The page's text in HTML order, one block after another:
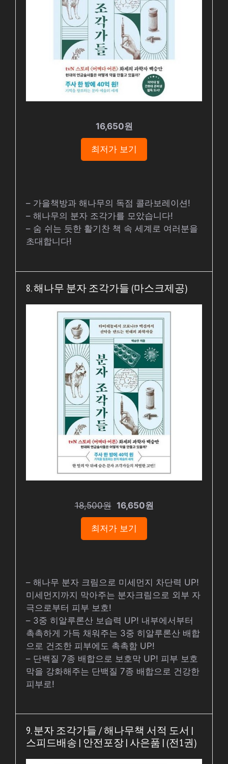
16,650원
최저가 보기
– 가을책방과 해나무의 독점 콜라보레이션!
– 해나무의 분자 조각가를 모았습니다!
– 숨 쉬는 듯한 활기찬 책 속 세계로 여러분을
초대합니다!
8. 해나무 분자 조각가들 (마스크제공)
18,500원 16,650원
최저가 보기
– 해나무 분자 크림으로 미세먼지 차단력 UP!
미세먼지까지 막아주는 분자크림으로 외부 자
극으로부터 피부 보호!
– 3중 히알루론산 보습력 UP! 내부에서부터
촉촉하게 가득 채워주는 3중 히알루론산 배합
으로 건조한 피부에도 촉촉함 UP!
– 단백질 7종 배합으로 보호막 UP! 피부 보호
막을 강화해주는 단백질 7종 배합으로 건강한
피부로!
9. 분자 조각가들 / 해나무책 서적 도서 |
스피드배송 | 안전포장 | 사은품 | (전1권)